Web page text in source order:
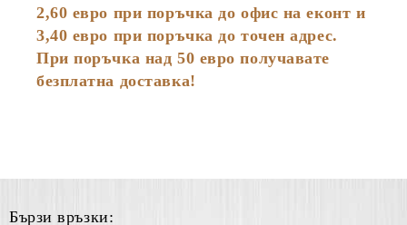
2,60 евро при поръчка до офис на еконт и
3,40 евро при поръчка до точен адрес.
При поръчка над 50 евро получавате
безплатна доставка!
Бързи връзки: